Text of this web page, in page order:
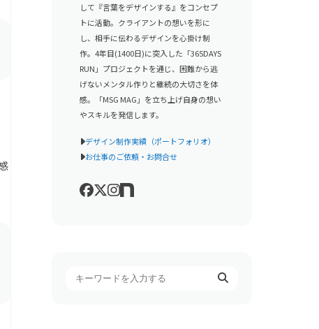
して『言葉をデザインする』をコンセプ
トに活動。クライアントの想いを形に
し、相手に伝わるデザインを心掛け制
作。4年目(1400日)に突入した「365DAYS
RUN」プロジェクトを通じ、困難から逃
げないメンタル作りと継続の大切さを体
感。「MSG MAG」を立ち上げ自身の想い
やスキルを発信します。
デザイン制作実績（ポートフォリオ）
お仕事のご依頼・お問合せ